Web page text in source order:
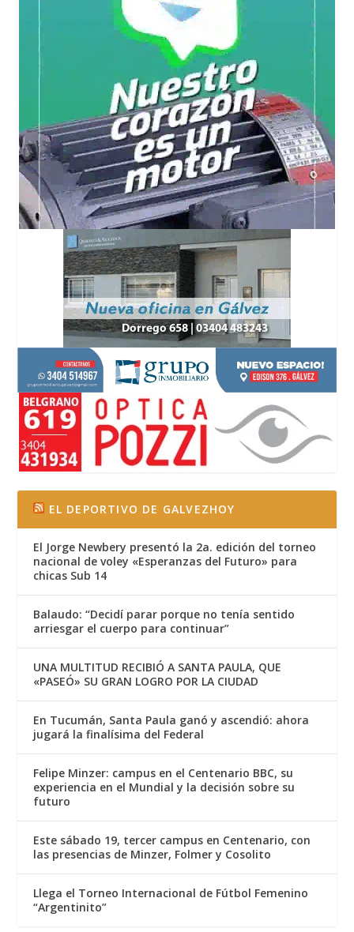
EL DEPORTIVO DE GALVEZHOY
El Jorge Newbery presentó la 2a. edición del torneo
nacional de voley «Esperanzas del Futuro» para
chicas Sub 14
Balaudo: “Decidí parar porque no tenía sentido
arriesgar el cuerpo para continuar”
UNA MULTITUD RECIBIÓ A SANTA PAULA, QUE
«PASEÓ» SU GRAN LOGRO POR LA CIUDAD
En Tucumán, Santa Paula ganó y ascendió: ahora
jugará la finalísima del Federal
Felipe Minzer: campus en el Centenario BBC, su
experiencia en el Mundial y la decisión sobre su
futuro
Este sábado 19, tercer campus en Centenario, con
las presencias de Minzer, Folmer y Cosolito
Llega el Torneo Internacional de Fútbol Femenino
“Argentinito”